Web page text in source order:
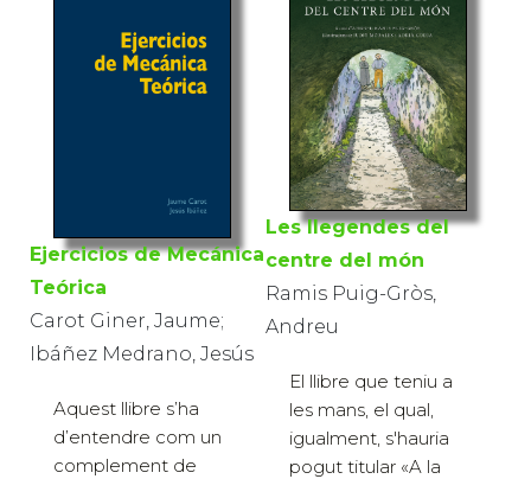
Ejercicios de Mecánica
Teórica
Carot Giner, Jaume;
Ibáñez Medrano, Jesús
Aquest llibre s’ha
d’entendre com un
complement de
Les llegendes del
centre del món
Ramis Puig-Gròs,
Andreu
El llibre que teniu a
les mans, el qual,
igualment, s'hauria
pogut titular «A la